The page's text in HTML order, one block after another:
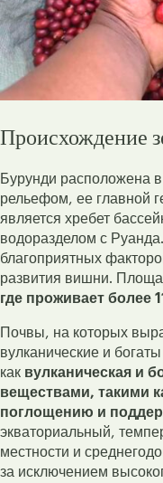
Происхождение
Бурунди расположена
рельефом, ее главной
является хребет
водоразделом с
благоприятных
развития вишни.
где проживает более
Почвы, на которых
вулканические и
как вулканическая и
веществами, такими
поглощению и
экваториальный,
местности и
за исключением